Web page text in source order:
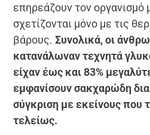
επηρεάζουν τον
σχετίζονται μόνο με τις
βάρους.Συνολικά, οι
κατανάλωναν τεχνητά
είχαν έως και 83%
εμφανίσουν σακχαρώδη
σύγκριση με εκείνους που
τελείως.